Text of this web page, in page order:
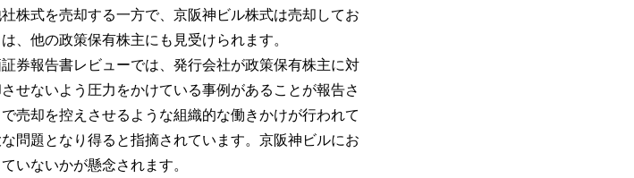
株式を売却する一方で、京阪神ビル株式は売却してお
、他の政策保有株主にも見受けられます。
券報告書レビューでは、発行会社が政策保有株主に対
せないよう圧力をかけている事例があることが報告さ
売却を控えさせるような組織的な働きかけが行われて
問題となり得ると指摘されています。京阪神ビルにお
いないかが懸念されます。